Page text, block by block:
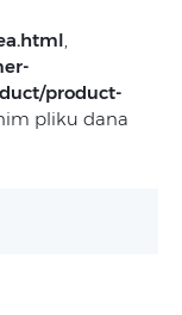
,
product-
pliku dana